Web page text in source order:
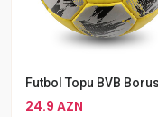
24.9 AZN